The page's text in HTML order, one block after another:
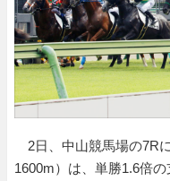
2日、中山競馬場の7R
1600m）は、単勝1.6倍